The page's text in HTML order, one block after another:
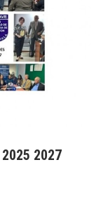
2025 2027